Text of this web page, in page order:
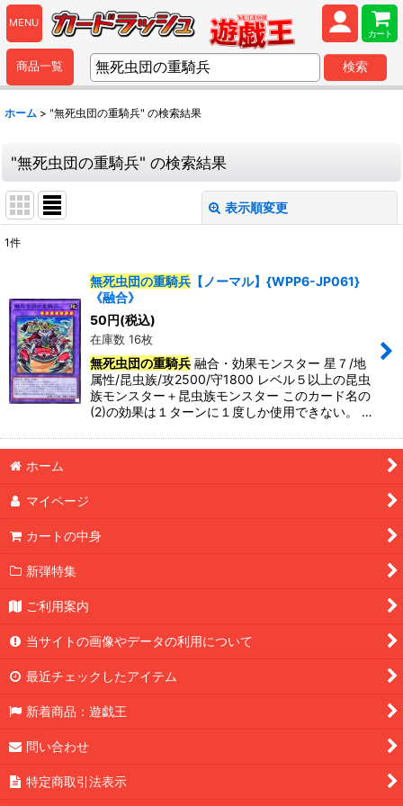
MENU
カート
商品一覧 検索
ホーム > "無死虫団の重騎兵" の検索結果
"無死虫団の重騎兵" の検索結果
表示順変更
表示数:
並び順:
カテゴリ:
特集:
1件
無死虫団の重騎兵 【ノーマル】{WPP6-JP061}
《融合》
50円(税込)
在庫数 16枚
無死虫団の重騎兵 融合・効果モンスター 星７/地
属性/昆虫族/攻2500/守1800 レベル５以上の昆虫
族モンスター＋昆虫族モンスター このカード名の
(2)の効果は１ターンに１度しか使用できない。 …
ホーム
マイページ
カートの中身
新弾特集
ご利用案内
当サイトの画像やデータの利用について
最近チェックしたアイテム
新着商品：遊戯王
問い合わせ
特定商取引法表示